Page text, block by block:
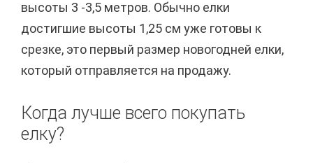
высоты 3 -3,5 метров. Обычно елки
достигшие высоты 1,25 см уже готовы к
срезке, это первый размер новогодней елки,
который отправляется на продажу.
Когда лучше всего покупать
елку?